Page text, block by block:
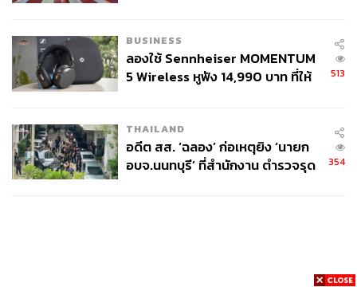
BUSINESS
ลองใช้ Sennheiser MOMENTUM
5 Wireless หูฟัง 14,990 บาท ที่ให้
513
THAILAND
อดีต สส. ‘ฉลอง’ ก่อเหตุยิง ‘นายก
อบจ.นนทบุรี’ ที่สำนักงาน ตำรวจรุด
354